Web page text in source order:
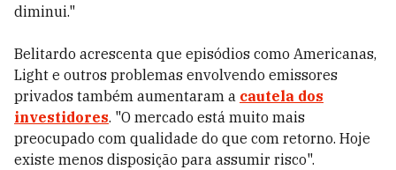
diminui."
Belitardo acrescenta que episódios como Americanas,
Light e outros problemas envolvendo emissores
privados também aumentaram a cautela dos
investidores. "O mercado está muito mais
preocupado com qualidade do que com retorno. Hoje
existe menos disposição para assumir risco".